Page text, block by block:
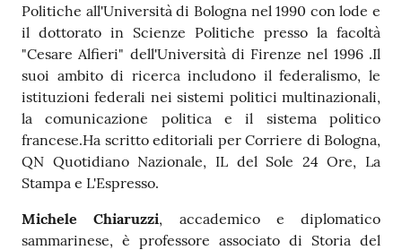
Politiche all'Università di Bologna nel 1990 con lode e
il dottorato in Scienze Politiche presso la facoltà
"Cesare Alfieri" dell'Università di Firenze nel 1996 .Il
suoi ambito di ricerca includono il federalismo, le
istituzioni federali nei sistemi politici multinazionali,
la comunicazione politica e il sistema politico
francese.Ha scritto editoriali per Corriere di Bologna,
QN Quotidiano Nazionale, IL del Sole 24 Ore, La
Stampa e L'Espresso.
Michele Chiaruzzi, accademico e diplomatico
sammarinese, è professore associato di Storia del